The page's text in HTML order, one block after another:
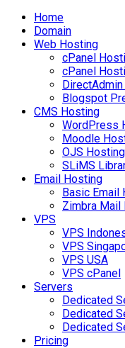
Home
Domain
Web Hosting
cPanel
cPanel
Blogspot
CMS Hosting
WordPress
Moodle
OJS Hosting
SLiMS
Email Hosting
Basic Email
Zimbra Mail
VPS
VPS
VPS
VPS USA
VPS cPanel
Servers
Dedicated
Dedicated
Dedicated
Pricing